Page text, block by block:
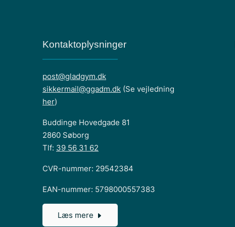
Kontaktoplysninger
post@gladgym.dk
sikkermail@ggadm.dk (Se vejledning
her)
Buddinge Hovedgade 81
2860 Søborg
Tlf: 39 56 31 62
CVR-nummer: 29542384
EAN-nummer: 5798000557383
Læs mere